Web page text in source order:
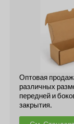
Оптовая
различных
передней и
закрытия.